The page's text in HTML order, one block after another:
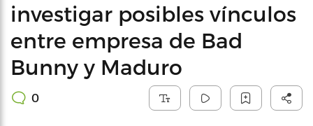
investigar posibles vínculos
entre empresa de Bad
Bunny y Maduro
0